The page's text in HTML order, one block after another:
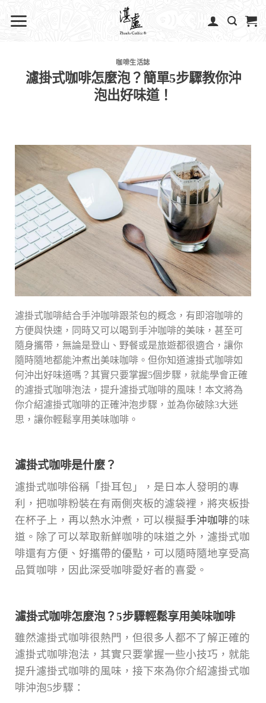
咖啡生活誌
濾掛式咖啡怎麼泡？簡單5步驟教你沖
泡出好味道！
濾掛式咖啡結合手沖咖啡跟茶包的概念，有即溶咖啡的
方便與快速，同時又可以喝到手沖咖啡的美味，甚至可
隨身攜帶，無論是登山、野餐或是旅遊都很適合，讓你
隨時隨地都能沖煮出美味咖啡。但你知道濾掛式咖啡如
何沖出好味道嗎？其實只要掌握5個步驟，就能學會正確
的濾掛式咖啡泡法，提升濾掛式咖啡的風味！本文將為
你介紹濾掛式咖啡的正確沖泡步驟，並為你破除3大迷
思，讓你輕鬆享用美味咖啡。
濾掛式咖啡是什麼？
濾掛式咖啡俗稱「掛耳包」，是日本人發明的專
利，把咖啡粉裝在有兩側夾板的濾袋裡，將夾板掛
在杯子上，再以熱水沖煮，可以模擬手沖咖啡的味
道。除了可以萃取新鮮咖啡的味道之外，濾掛式咖
啡還有方便、好攜帶的優點，可以隨時隨地享受高
品質咖啡，因此深受咖啡愛好者的喜愛。
濾掛式咖啡怎麼泡？5步驟輕鬆享用美味咖啡
雖然濾掛式咖啡很熱門，但很多人都不了解正確的
濾掛式咖啡泡法，其實只要掌握一些小技巧，就能
提升濾掛式咖啡的風味，接下來為你介紹濾掛式咖
啡沖泡5步驟：